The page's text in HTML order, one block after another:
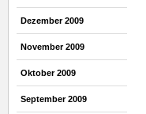
Dezember 2009
November 2009
Oktober 2009
September 2009